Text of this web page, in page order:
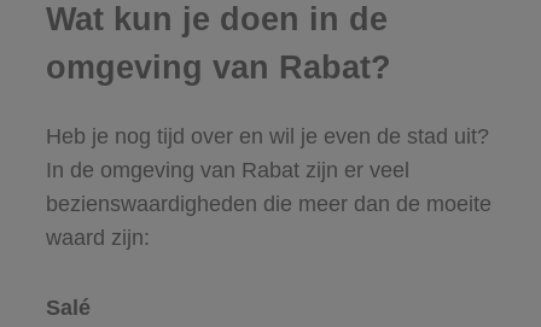
Wat kun je doen in de
omgeving van Rabat?
Heb je nog tijd over en wil je even de stad uit?
In de omgeving van Rabat zijn er veel
bezienswaardigheden die meer dan de moeite
waard zijn:
Salé